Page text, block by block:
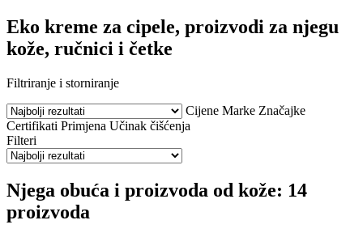
Eko kreme za cipele, proizvodi za njegu
kože, ručnici i četke
Filtriranje i storniranje
Cijene Marke Značajke
Certifikati Primjena Učinak čišćenja
Filteri
Njega obuća i proizvoda od kože: 14
proizvoda